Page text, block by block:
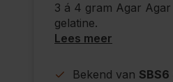
3 á 4 gram Agar Agar
gelatine.
Lees meer
Bekend van SBS6